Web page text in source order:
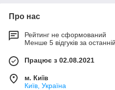
Про нас
Рейтинг не сформований
Менше 5 відгуків за
Працює з 02.08.2021
м. Київ
Київ, Україна